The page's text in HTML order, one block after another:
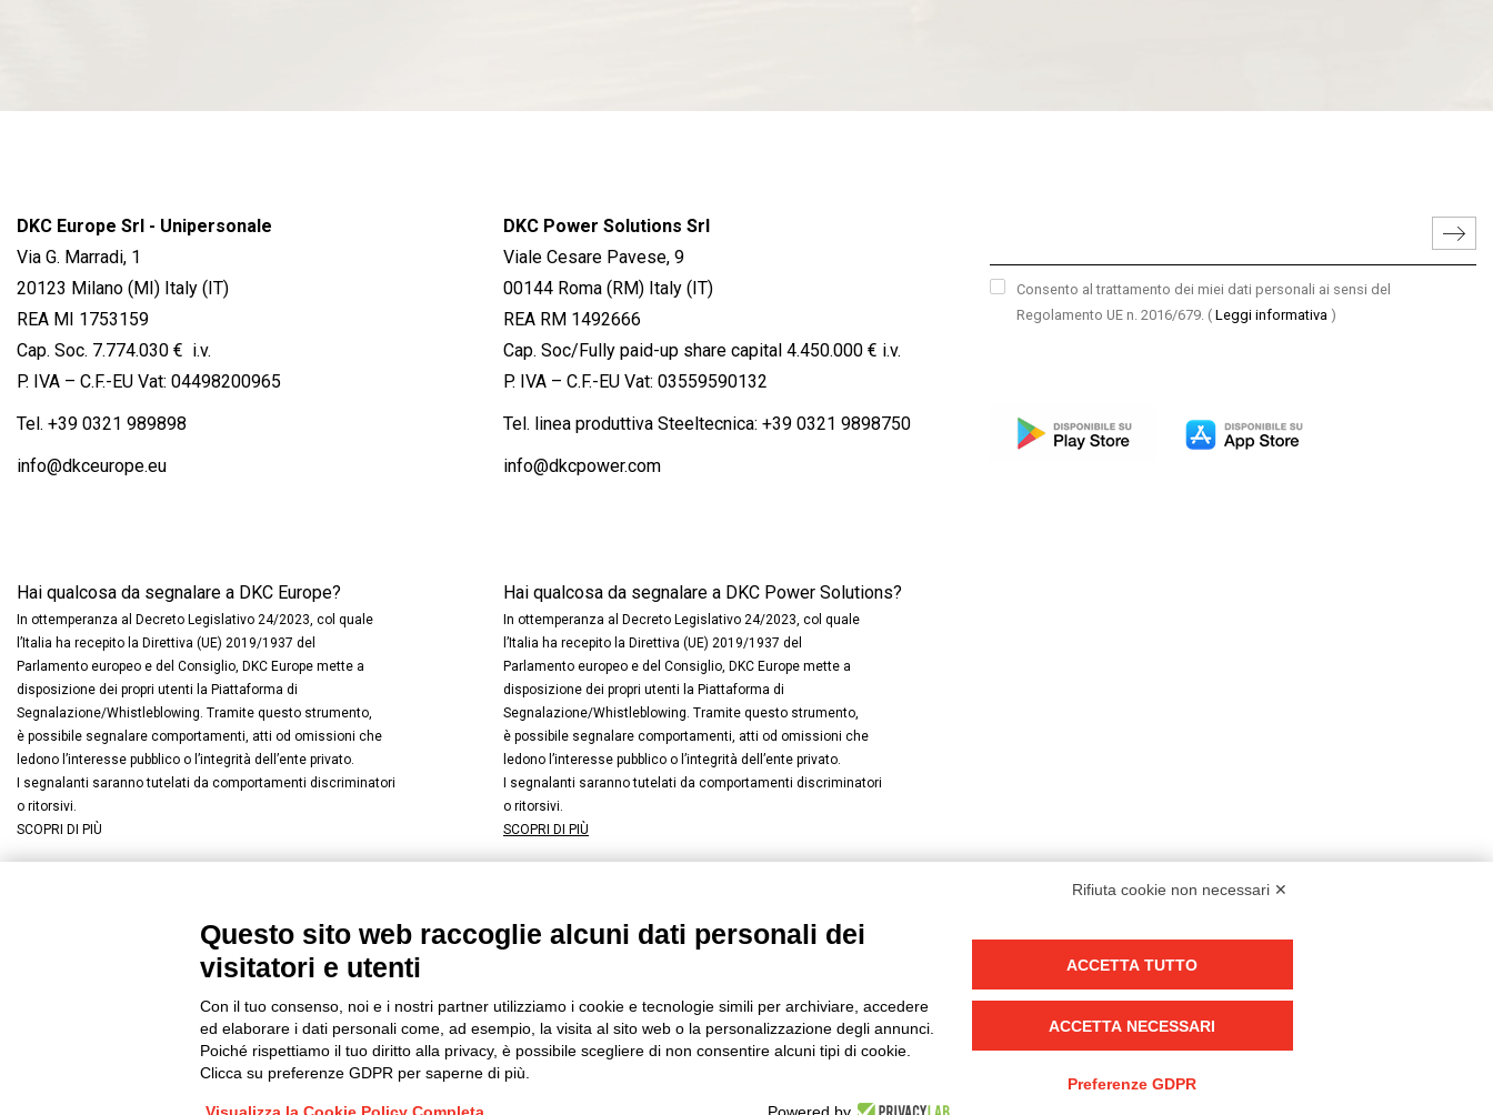
DKC Europe Srl - Unipersonale
Via G. Marradi, 1
20123 Milano (MI) Italy (IT)
REA MI 1753159
Cap. Soc. 7.774.030 € i.v.
P. IVA – C.F.-EU Vat: 04498200965
Tel. +39 0321 989898
info@dkceurope.eu
Hai qualcosa da segnalare a DKC Europe?
In ottemperanza al Decreto Legislativo 24/2023, col quale
l’Italia ha recepito la Direttiva (UE) 2019/1937 del
Parlamento europeo e del Consiglio, DKC Europe mette a
disposizione dei propri utenti la Piattaforma di
Segnalazione/Whistleblowing. Tramite questo strumento,
è possibile segnalare comportamenti, atti od omissioni che
ledono l’interesse pubblico o l’integrità dell’ente privato.
I segnalanti saranno tutelati da comportamenti discriminatori
o ritorsivi.
SCOPRI DI PIÙ
DKC Power Solutions Srl
Viale Cesare Pavese, 9
00144 Roma (RM) Italy (IT)
REA RM 1492666
Cap. Soc/Fully paid-up share capital 4.450.000 € i.v.
P. IVA – C.F.-EU Vat: 03559590132
Tel. linea produttiva Steeltecnica: +39 0321 9898750
info@dkcpower.com
Hai qualcosa da segnalare a DKC Power Solutions?
In ottemperanza al Decreto Legislativo 24/2023, col quale
l’Italia ha recepito la Direttiva (UE) 2019/1937 del
Parlamento europeo e del Consiglio, DKC Europe mette a
disposizione dei propri utenti la Piattaforma di
Segnalazione/Whistleblowing. Tramite questo strumento,
è possibile segnalare comportamenti, atti od omissioni che
ledono l’interesse pubblico o l’integrità dell’ente privato.
I segnalanti saranno tutelati da comportamenti discriminatori
o ritorsivi.
SCOPRI DI PIÙ
Consento al trattamento dei miei dati personali ai sensi del
Regolamento UE n. 2016/679. ( Leggi informativa )
FACEBOOK LINKEDIN / YOUTUBE INSTAGRAM
Privacy -Cookies -Modifica preferenze Cookie
Rifiuta cookie non necessari ✕
Questo sito web raccoglie alcuni dati personali dei
visitatori e utenti
Con il tuo consenso, noi e i nostri partner utilizziamo i cookie e tecnologie simili per archiviare, accedere
ed elaborare i dati personali come, ad esempio, la visita al sito web o la personalizzazione degli annunci.
Poiché rispettiamo il tuo diritto alla privacy, è possibile scegliere di non consentire alcuni tipi di cookie.
Clicca su preferenze GDPR per saperne di più.
ACCETTA TUTTO
ACCETTA NECESSARI
Preferenze GDPR